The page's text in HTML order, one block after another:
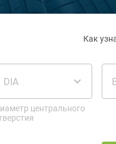
Как
DIA
центрального